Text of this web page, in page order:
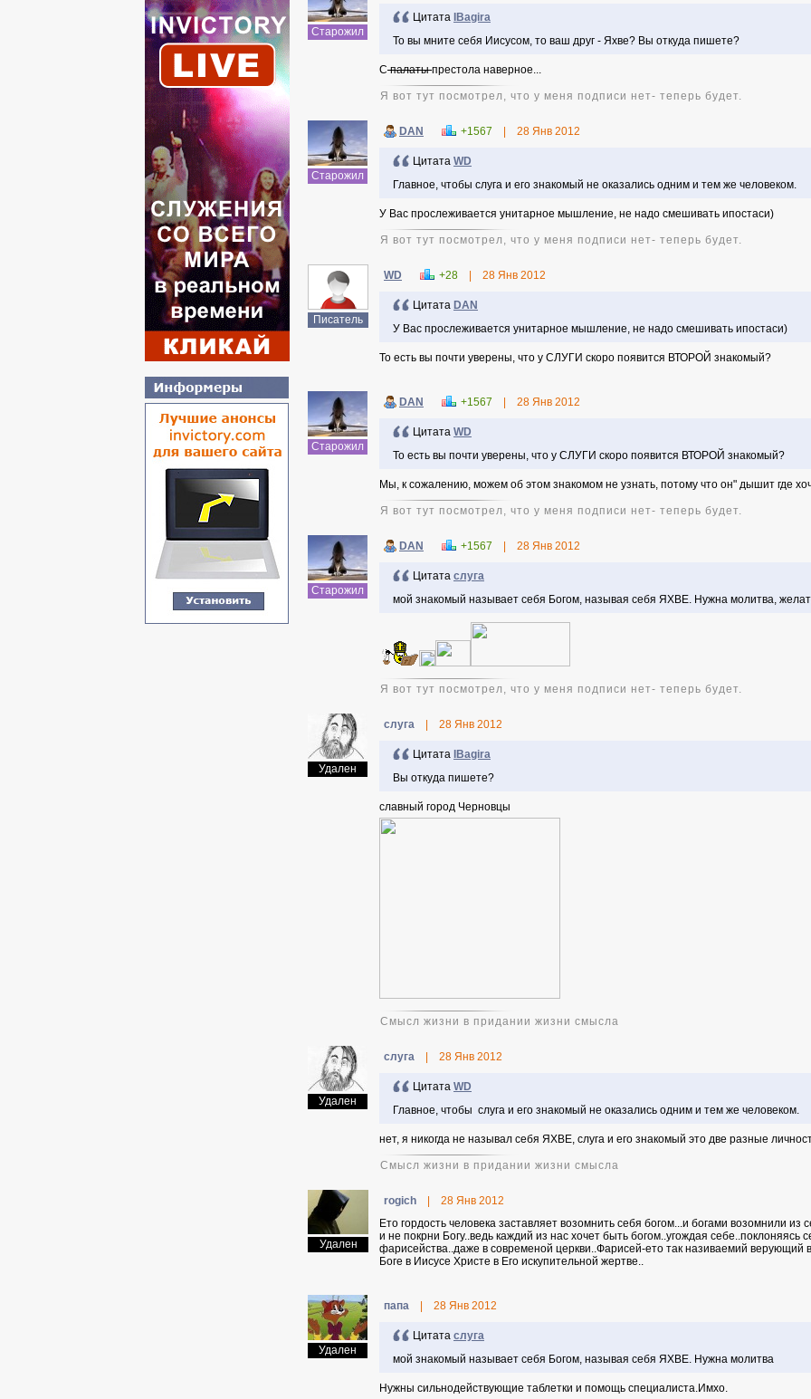
Старожил
Цитата IBagira
То вы мните себя Иисусом, то ваш друг - Яхве? Вы откуда пишете?
Спалатыпрестола наверное...
Я вот тут посмотрел, что у меня подписи нет- теперь будет.
Старожил
DAN +1567 28 Янв 2012
Цитата WD
Главное, чтобы слуга и его знакомый не оказались одним и тем же человеком.
У Вас прослеживается унитарное мышление, не надо смешивать ипостаси)
Я вот тут посмотрел, что у меня подписи нет- теперь будет.
Писатель
WD +28 28 Янв 2012
Цитата DAN
У Вас прослеживается унитарное мышление, не надо смешивать ипостаси)
То есть вы почти уверены, что у СЛУГИ скоро появится ВТОРОЙ знакомый?
Старожил
DAN +1567 28 Янв 2012
Цитата WD
То есть вы почти уверены, что у СЛУГИ скоро появится ВТОРОЙ знакомый?
Мы, к сожалению, можем об этом знакомом не узнать, потому что он" дышит где
Я вот тут посмотрел, что у меня подписи нет- теперь будет.
Старожил
DAN +1567 28 Янв 2012
Цитата слуга
мой знакомый называет себя Богом, называя себя ЯХВЕ. Нужна молитва,
Я вот тут посмотрел, что у меня подписи нет- теперь будет.
Удален
слуга 28 Янв 2012
Цитата IBagira
Вы откуда пишете?
славный город Черновцы
Смысл жизни в придании жизни смысла
Удален
слуга 28 Янв 2012
Цитата WD
Главное, чтобы слуга и его знакомый не оказались одним и тем же человеком.
нет, я никогда не называл себя ЯХВЕ, слуга и его знакомый это две разные
Смысл жизни в придании жизни смысла
Удален
rogich 28 Янв 2012
Ето гордость человека заставляет возомнить себя богом...и богами возомнили
и не покрни Богу..ведь каждий из нас хочет быть богом..угождая себе..поклоняясь
фарисейства..даже в современой церкви..Фарисей-ето так називаемий верующий
Боге в Иисусе Христе в Его искупительной жертве..
Удален
папа 28 Янв 2012
Цитата слуга
мой знакомый называет себя Богом, называя себя ЯХВЕ. Нужна молитва
Нужны сильнодействующие таблетки и помощь специалиста.Имхо.